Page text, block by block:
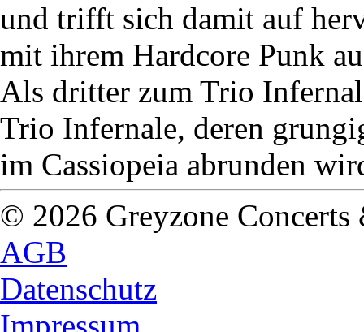
und trifft sich damit auf
mit ihrem Hardcore Punk
Als dritter zum Trio
Trio Infernale, deren
im Cassiopeia abrunden
© 2026 Greyzone
AGB
Datenschutz